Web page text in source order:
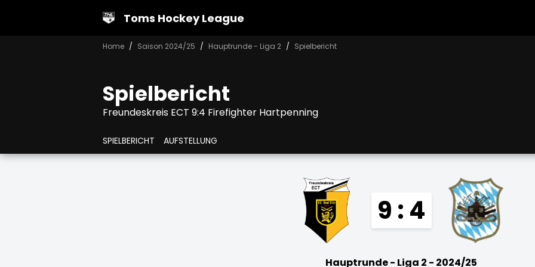
Toms Hockey League
Home Saison 2024/25 Hauptrunde - Liga 2 Spielbericht
Spielbericht
Freundeskreis ECT 9:4 Firefighter Hartpenning
SPIELBERICHT AUFSTELLUNG
9 : 4
Hauptrunde - Liga 2 - 2024/25